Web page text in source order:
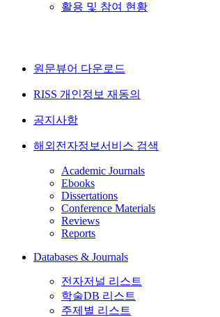
활용 및 참여 현황
원문뷰어 다운로드
RISS 개인정보 재동의
공지사항
해외전자정보서비스 검색
Academic Journals
Ebooks
Dissertations
Conference Materials
Reviews
Reports
Databases & Journals
전자저널 리스트
학술DB 리스트
주제별 리스트